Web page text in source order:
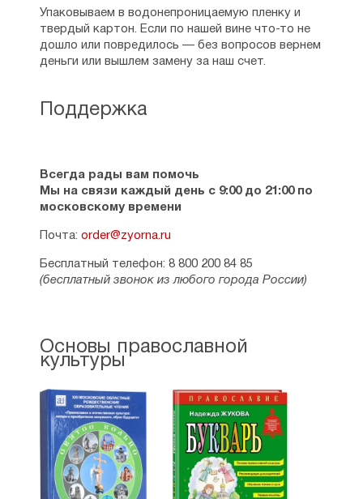
Поддержка
Всегда рады вам помочь
Мы на связи каждый день с 9:00 до 21:00 по
московскому времени
Почта: order@zyorna.ru
Бесплатный телефон: 8 800 200 84 85
(бесплатный звонок из любого города России)
Упаковываем в водонепроницаемую пленку и
твердый картон. Если по нашей вине что-то не
дошло или повредилось — без вопросов вернем
деньги или вышлем замену за наш счет.
Основы православной
культуры